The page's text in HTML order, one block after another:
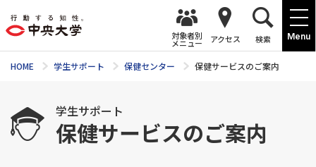
Menu
対象者別
メニュー アクセス 検索
HOME 学生サポート 保健センター 保健サービスのご案内
学生サポート
保健サービスのご案内